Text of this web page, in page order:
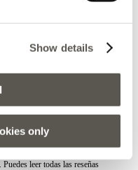
Show details
only
Business Profile y son
en Google Business Profile
leer todas las reseñas